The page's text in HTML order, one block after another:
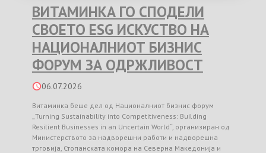
ВИТАМИНКА ГО СПОДЕЛИ
СВОЕТО ESG ИСКУСТВО НА
НАЦИОНАЛНИОТ БИЗНИС
ФОРУМ ЗА ОДРЖЛИВОСТ
06.07.2026
Витаминка беше дел од Националниот бизнис форум
„Turning Sustainability into Competitiveness: Building
Resilient Businesses in an Uncertain World“, организиран од
Министерството за надворешни работи и надворешна
трговија, Стопанската комора на Северна Македонија и